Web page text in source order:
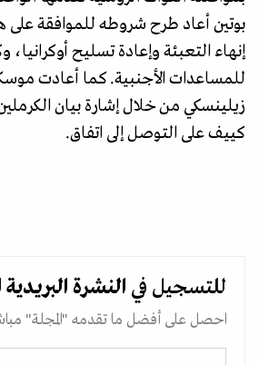
بوتين أعاد طرح شروطه للموافقة على
إنهاء التعبئة وإعادة تسليح
للمساعدات الأجنبية. كما أعادت
زيلينسكي من خلال إشارة بيان
كييف على التوصل إلى اتفاق.
للتسجيل في النشرة البريدية
احصل على أفضل ما تقدمه "المجلة"